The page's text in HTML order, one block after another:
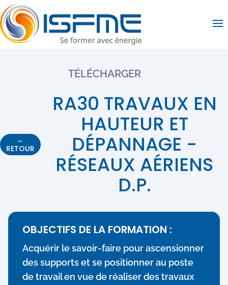
TÉLÉCHARGER
←
RETOUR
RA30 TRAVAUX EN
HAUTEUR ET
DÉPANNAGE -
RÉSEAUX AÉRIENS
D.P.
OBJECTIFS DE LA FORMATION :
Acquérir le savoir-faire pour ascensionner
des supports et se positionner au poste
de travail en vue de réaliser des travaux